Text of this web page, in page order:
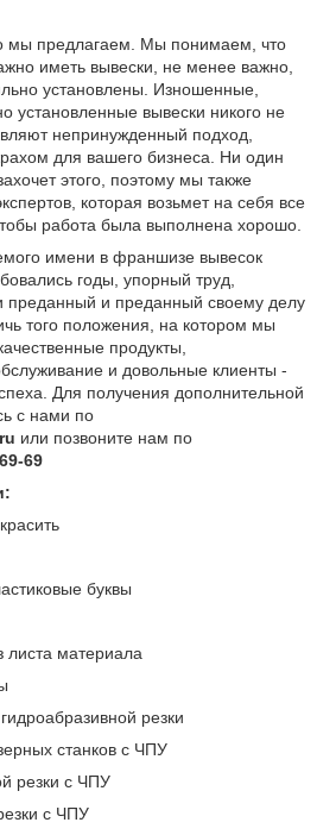
мы предлагаем. Мы понимаем, что
иметь вывески, не менее важно,
установлены. Изношенные,
установленные вывески никого не
непринужденный подход,
для вашего бизнеса. Ни один
этого, поэтому мы также
которая возьмет на себя все
работа была выполнена хорошо.
имени в франшизе вывесок
годы, упорный труд,
преданный и преданный своему делу
того положения, на котором мы
продукты,
и довольные клиенты -
Для получения дополнительной
с нами по
или позвоните нам по
69
буквы
листа материала
резки
станков с ЧПУ
резки с ЧПУ
с ЧПУ